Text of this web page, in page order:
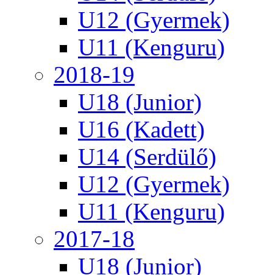
U12 (Gyermek)
U11 (Kenguru)
2018-19
U18 (Junior)
U16 (Kadett)
U14 (Serdülő)
U12 (Gyermek)
U11 (Kenguru)
2017-18
U18 (Junior)